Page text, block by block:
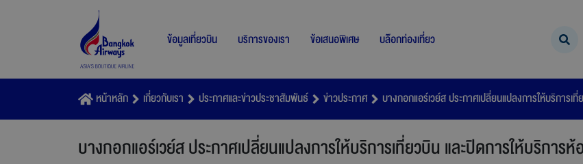
ข้อมูลเที่ยวบิน บริการของเรา ข้อเสนอพิเศษ บล๊อกท่องเที่ยว
หน้าหลัก เกี่ยวกับเรา ประกาศและข่าวประชาสัมพันธ์ ข่าวประกาศ บางกอกแอร์เวย์ส ประกาศเปลี่ยนแปลงการให้บริการ
บางกอกแอร์เวย์ส ประกาศเปลี่ยนแปลงการให้บริการเที่ยวบิน และปิดการให้บริการ